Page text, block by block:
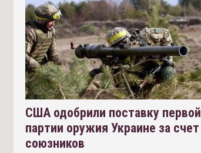
США одобрили поставку первой
партии оружия Украине за счет
союзников